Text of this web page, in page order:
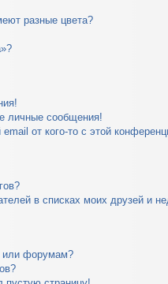
разные цвета?
личные сообщения!
от кого-то с этой
в списках моих друзей и
или форумам?